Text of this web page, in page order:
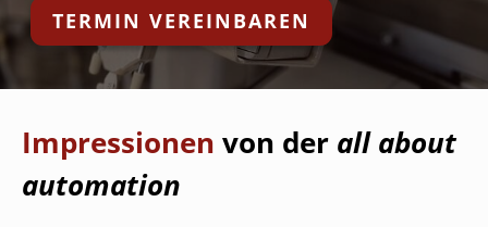
TERMIN VEREINBAREN
Impressionen von der all about
automation